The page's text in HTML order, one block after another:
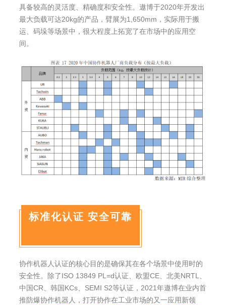
具备较高的灵活度、精确度和安全性。遨博于2020年开发出
最大负载可达20kg的产品，臂展为1,650mm，实际用于搬
运、码垛等场景中，很大程度上拓宽了在市场中的应用空
间。
标准化认证 安全可靠
协作机器人认证的核心目的是确保其在各个场景中使用时的
安全性。除了ISO 13849 PL=d认证、欧盟CE、北美NRTL、
中国CR、韩国KCs、SEMI S2等认证，2021年遨博在业内首
推防爆协作机器人，打开协作在工业市场的又一应用新领